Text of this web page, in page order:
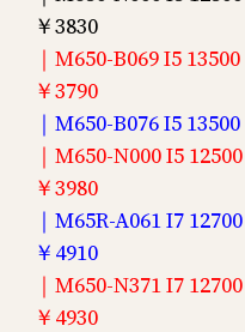
￥3830
｜M650-B069 I5
￥3790
｜M650-B076 I5
｜M650-N000 I5
￥3980
｜M65R-A061 I7
￥4910
｜M650-N371 I7
￥4930